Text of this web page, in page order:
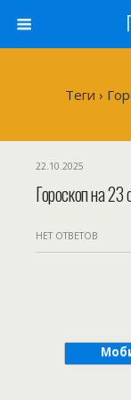
Теги ›
22.10.2025
Гороскоп на 23
НЕТ ОТВЕТОВ